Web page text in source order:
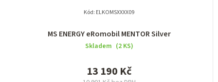
MS ENERGY eRomobil MENTOR Silver
Skladem (2 KS)
13 190 Kč
Kód: ELKOMSXXXX09